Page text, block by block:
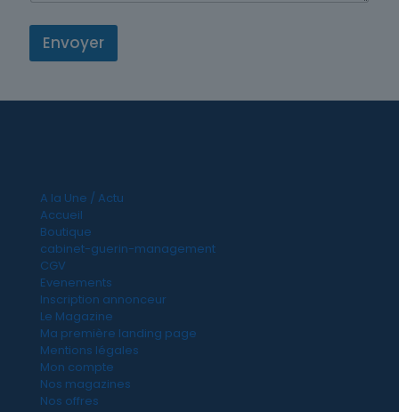
Envoyer
A la Une / Actu
Accueil
Boutique
cabinet-guerin-management
CGV
Evenements
Inscription annonceur
Le Magazine
Ma première landing page
Mentions légales
Mon compte
Nos magazines
Nos offres